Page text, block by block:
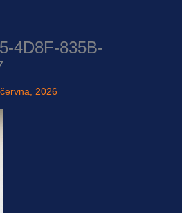
4D8F-835B-
2026